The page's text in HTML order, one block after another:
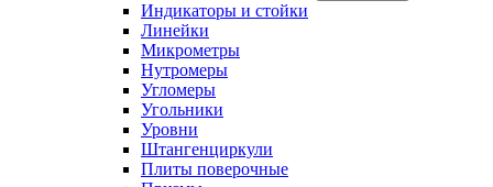
Индикаторы и стойки
Линейки
Микрометры
Нутромеры
Угломеры
Угольники
Уровни
Штангенциркули
Плиты поверочные